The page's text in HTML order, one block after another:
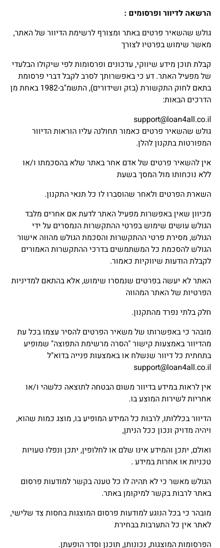
הרשאה לדיוור ופרסומים :
גולש שהשאיר פרטים באתר ומצורף לרשימת הדיוור של האתר,
מאשר שימוש בפרטיו לצורך
קבלת תוכן מידע שיווקי, עדכונים ופרסומות לפי שיקולו הבלעדי
של מפעיל האתר. דע כי באפשרותך לסרב לקבל דברי פרסומת
בתאם לחוק התקשורת (בזק ושידורים), התשמ"ב-1982 באחת מן
הדרכים הבאות:
support@loan4all.co.il
גולש שהשאיר פרטים כאמור תחולנה עליו הוראות הדיוור
המפורטות בתקנון להלן.
אין להשאיר פרטים של אדם אחר באתר שלא בהסכמתו ו/או
ללא נוכחותו מול המסך בשעת
השארת הפרטים ולאחר שהוסברו לו כל תנאי התקנון.
מכיוון שאין באפשרות מפעיל האתר לדעת אם אחרים מלבד
הגולש עושים שימוש בפרטי ההתקשרות הנמסרים על ידי
הגולש, מסירת פרטי ההתקשרות והסכמת הגולש מהווה אישור
הגולש להסכמת כל המשתמשים בדרכי ההתקשרות האמורים
לקבלת הודעות שיווקיות כאמור.
האתר לא יעשה בפרטים שנמסרו שימוש, אלא בהתאם למדיניות
הפרטיות של האתר המהווה
חלק בלתי נפרד מהתקנון.
מובהר כי באפשרותו של משאיר הפרטים להסיר עצמו בכל עת
מהדיוור באמצעות קישור "הסרה מרשימת התפוצה" שמופיע
בתחתית כל דיוור שנשלח או באמצעות פנייה בדוא"ל
support@loan4all.co.il
אין לראות במידע בדיוור משום הבטחה לתוצאה כלשהי ו/או
אחריות לשירות המוצע בו.
הדיוור בכללותו, לרבות כל המידע המופיע בו, מוצג כמות שהוא,
ויהיה מדויק ונכון ככל הניתן,
ואולם, יתכן והמידע אינו שלם או לחלופין, יתכן ונפלו טעויות
טכניות או אחרות במידע .
הגולש מאשר כי לא תהיה לו כל טענה בקשר למודעות פרסום
באתר לרבות בקשר למיקומן באתר.
מובהר כי בכל הנוגע למודעות פרסום המוצגות בחסות צד שלישי,
לאתר אין כל התערבות בבחירת
הפרסומות המוצגות, נכונותן, תוכנן וסדר הופעתן.